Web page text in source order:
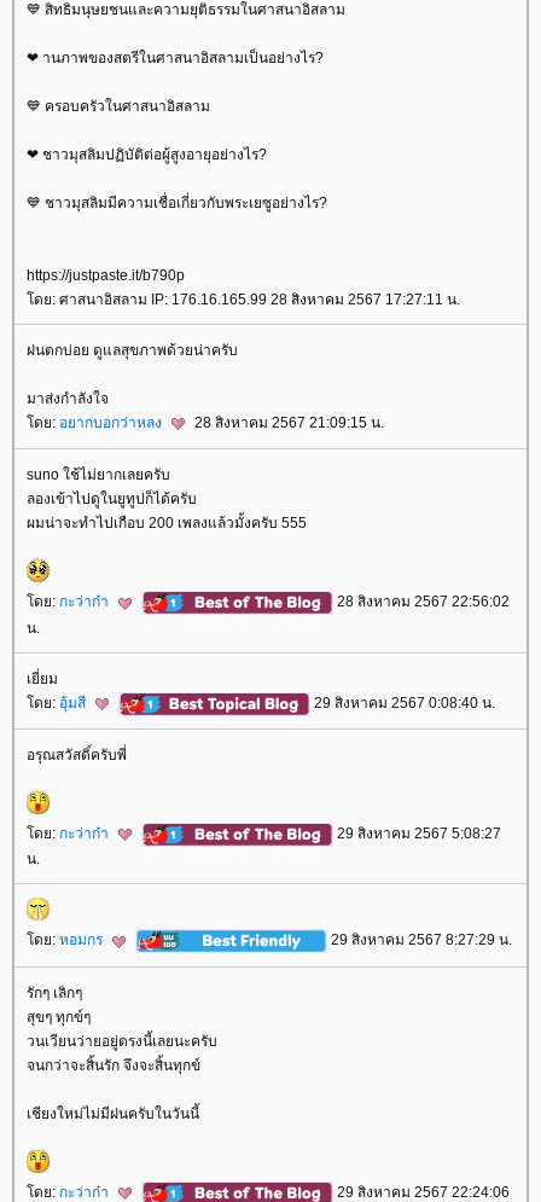
💙 สิทธิมนุษยชนและความยุติธรรมในศาสนาอิสลาม
❤ านภาพของสตรีในศาสนาอิสลามเป็นอย่างไร?
💙 ครอบครัวในศาสนาอิสลาม
❤ ชาวมุสลิมปฏิบัติต่อผู้สูงอายุอย่างไร?
💙 ชาวมุสลิมมีความเชื่อเกี่ยวกับพระเยซูอย่างไร?
https://justpaste.it/b790p
ดย: ศาสนาอิสลาม IP: 176.16.165.99 28 สิงหาคม 2567 17:27:11 น.
ฝนตกบ่อย ดูแลสุขภาพด้วยน่าครับ
มาส่งกำลังใจ
ดย: อยากบอกว่าหลง 28 สิงหาคม 2567 21:09:15 น.
suno ใช้ไม่ยากเลยครับ
ลองเข้าไปดูในยูทูปก็ได้ครับ
ผมน่าจะทำไปเกือบ 200 เพลงแล้วมั้งครับ 555
ดย: กะว่าก๋า
28 สิงหาคม 2567 22:56:02
น.
เยี่ยม
ดย: อุ้มสี 29 สิงหาคม 2567 0:08:40 น.
อรุณสวัสดิ์ครับพี่
ดย: กะว่าก๋า
29 สิงหาคม 2567 5:08:27
น.
ดย: หอมกร 29 สิงหาคม 2567 8:27:29 น.
รักๆ เลิกๆ
สุขๆ ทุกข์ๆ
วนเวียนว่ายอยู่ตรงนี้เลยนะครับ
จนกว่าจะสิ้นรัก จึงจะสิ้นทุกข์
เชียงใหม่ไม่มีฝนครับในวันนี้
ดย: กะว่าก๋า
29 สิงหาคม 2567 22:24:06